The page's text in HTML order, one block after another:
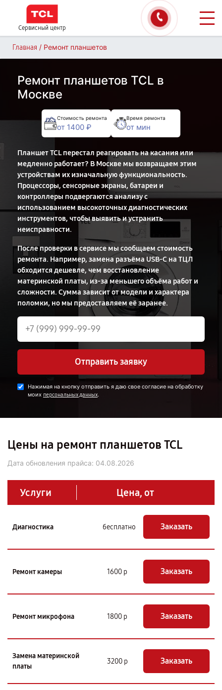
Сервисный центр
Главная / Ремонт планшетов
Ремонт планшетов TCL в
Москве
Стоимость ремонта
от 1400 ₽
Время ремонта
от мин
Планшет TCL перестал реагировать на касания или
медленно работает? В Москве мы возвращаем этим
устройствам их изначальную функциональность.
Процессоры, сенсорные экраны, батареи и
контроллеры подвергаются анализу с
использованием высокоточных диагностических
инструментов, чтобы выявить и устранить
неисправности.
После проверки в сервисе мы сообщаем стоимость
ремонта. Например, замена разъёма USB-C на ТЦЛ
обходится дешевле, чем восстановление
материнской платы, из-за меньшего объёма работ и
сложности. Сумма зависит от модели и характера
поломки, но мы предоставляем её заранее.
Отправить заявку
Нажимая на кнопку отправить я даю свое согласие на обработку
моих персональных данных.
Цены на ремонт планшетов TCL
Дата обновления прайса: 04.08.2026
Услуги Цена, от
Диагностика бесплатно Заказать
Ремонт камеры 1600 р Заказать
Ремонт микрофона 1800 р Заказать
Замена материнской
платы
3200 р Заказать